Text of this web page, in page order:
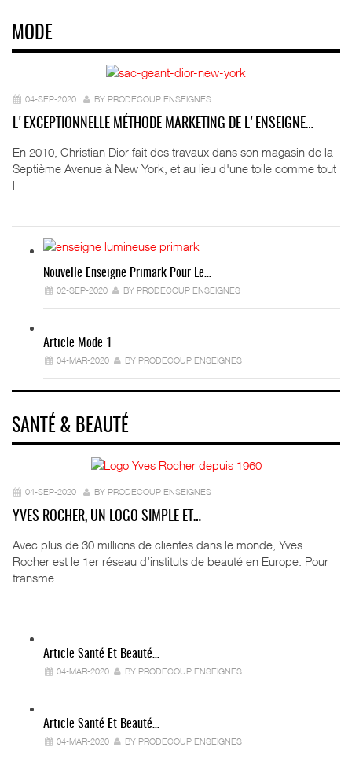
MODE
04-SEP-2020 BY PRODECOUP ENSEIGNES
L'EXCEPTIONNELLE MÉTHODE MARKETING DE L'ENSEIGNE…
En 2010, Christian Dior fait des travaux dans son magasin de la
Septième Avenue à New York, et au lieu d'une toile comme tout
l
Nouvelle Enseigne Primark Pour Le…
02-SEP-2020 BY PRODECOUP ENSEIGNES
Article Mode 1
04-MAR-2020 BY PRODECOUP ENSEIGNES
SANTÉ & BEAUTÉ
04-SEP-2020 BY PRODECOUP ENSEIGNES
YVES ROCHER, UN LOGO SIMPLE ET…
Avec plus de 30 millions de clientes dans le monde, Yves
Rocher est le 1er réseau d’instituts de beauté en Europe. Pour
transme
Article Santé Et Beauté…
04-MAR-2020 BY PRODECOUP ENSEIGNES
Article Santé Et Beauté…
04-MAR-2020 BY PRODECOUP ENSEIGNES